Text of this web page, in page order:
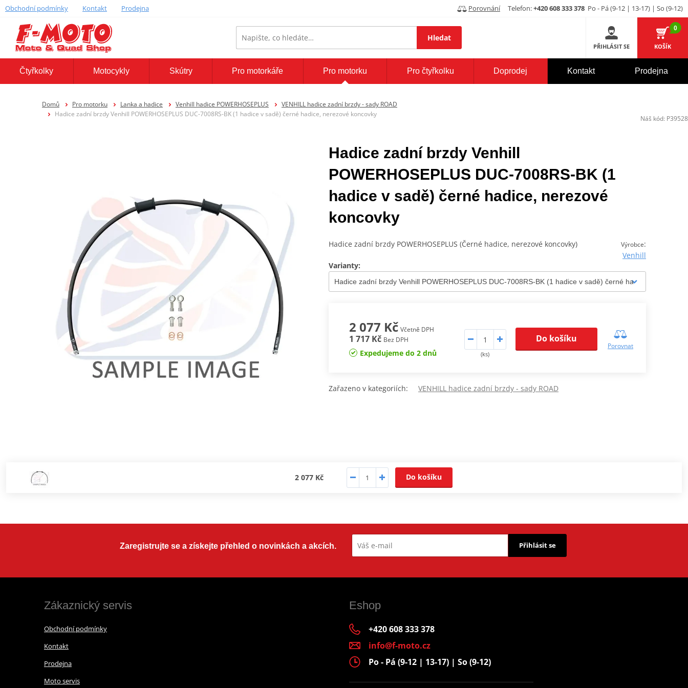
Obchodní podmínky Kontakt Prodejna Porovnání Telefon:+420 608 333 378 Po - Pá (9-12 | 13-17) | So (9-12)
Hledat
PŘIHLÁSIT SE
0
KOŠÍK
Čtyřkolky Motocykly Skútry Pro motorkáře Pro motorku Pro čtyřkolku Doprodej Kontakt Prodejna
Domů Pro motorku Lanka a hadice Venhill hadice POWERHOSEPLUS
VENHILL hadice zadní brzdy - sady ROAD
Hadice zadní brzdy Venhill POWERHOSEPLUS DUC-7008RS-BK (1 hadice v sadě) černé hadice, nerezové koncovky
Hadice zadní brzdy Venhill
POWERHOSEPLUS DUC-7008RS-BK (1
hadice v sadě) černé hadice, nerezové
koncovky
Výrobce:
Venhill
Hadice zadní brzdy POWERHOSEPLUS (Černé hadice, nerezové koncovky)
Varianty:
2 077 Kč Včetně DPH
1 717 Kč Bez DPH
Expedujeme do 2 dnů (ks)
Do košíku
Porovnat
Zařazeno v kategoriích: VENHILL hadice zadní brzdy - sady ROAD
2 077 Kč Do košíku
Náš kód: P39528
Zaregistrujte se a získejte přehled o novinkách a akcích. Přihlásit se
Zákaznický servis
Obchodní podmínky
Kontakt
Prodejna
Moto servis
Eshop
+420 608 333 378
info@f-moto.cz
Po - Pá (9-12 | 13-17) | So (9-12)